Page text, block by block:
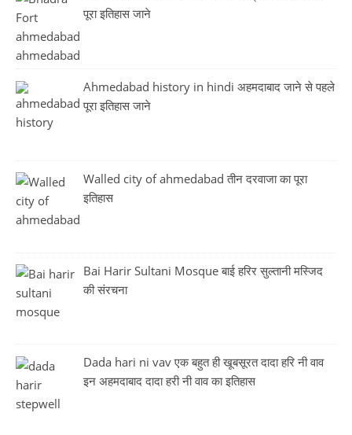
पूरा इतिहास जाने
Ahmedabad history in hindi अहमदाबाद जाने से पहले
पूरा इतिहास जाने
Walled city of ahmedabad तीन दरवाजा का पूरा
इतिहास
Bai Harir Sultani Mosque बाई हरिर सुल्तानी मस्जिद
की संरचना
Dada hari ni vav एक बहुत ही खूबसूरत दादा हरि नी वाव
इन अहमदाबाद दादा हरी नी वाव का इतिहास